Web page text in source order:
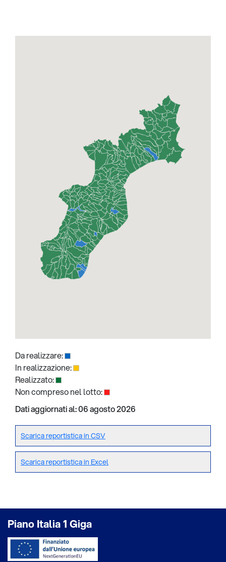
Da realizzare:
In realizzazione:
Realizzato:
Non compreso nel lotto:
Dati aggiornati al: 06 agosto 2026
Scarica reportistica in CSV
Scarica reportistica in Excel
Piano Italia 1 Giga